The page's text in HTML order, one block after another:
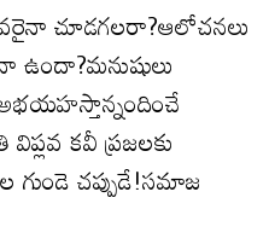
చూడగలరా?ఆలోచనలు
ఉందా?మనుషులు
కవీ ప్రజలకు
గుండె చప్పుడే!సమాజ